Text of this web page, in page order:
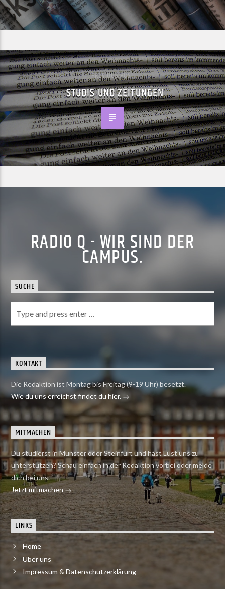
PREVIOUS POST
STUDIS UND ZEITUNGEN
RADIO Q - WIR SIND DER
CAMPUS.
SUCHE
KONTAKT
Die Redaktion ist Montag bis Freitag (9-19 Uhr) besetzt.
Wie du uns erreichst findet du hier.
MITMACHEN
Du studierst in Münster oder Steinfurt und hast Lust uns zu
unterstützen? Schau einfach in der Redaktion vorbei oder melde
dich bei uns.
Jetzt mitmachen
LINKS
Home
Über uns
Impressum & Datenschutzerklärung